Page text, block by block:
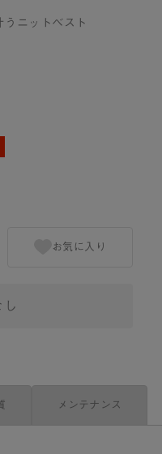
うニットベスト
し
お気に入り
メンテナンス